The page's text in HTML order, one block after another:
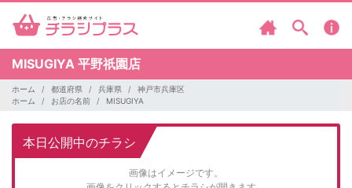
MISUGIYA 平野祇園店
ホーム 都道府県 兵庫県
神戸市兵庫区
ホーム
お店の名前 MISUGIYA
本日公開中のチラシ
画像はイメージです。